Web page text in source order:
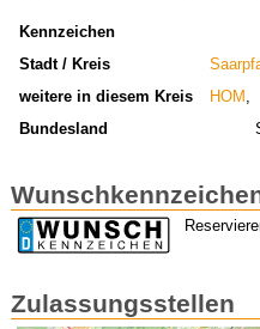
Kennzeichen
Stadt / Kreis
weitere in diesem Kreis
HOM
Bundesland
Zulassungsstellen